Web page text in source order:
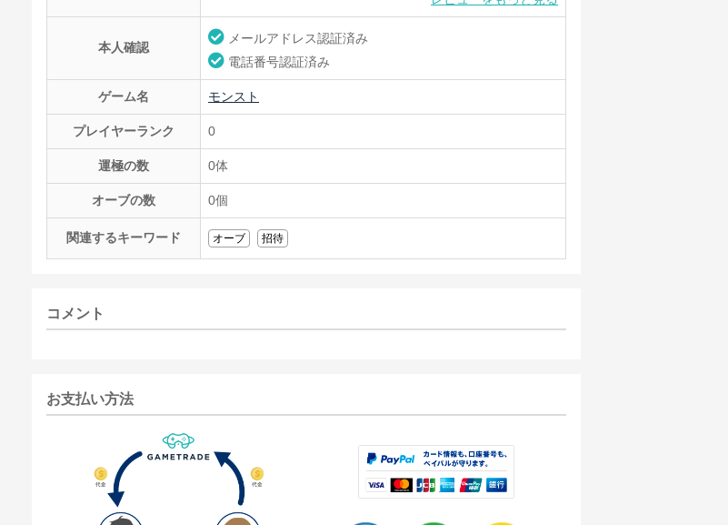
本人確認
メールアドレス認証済み
電話番号認証済み
ゲーム名 モンスト
プレイヤーランク 0
運極の数 0体
オーブの数 0個
関連するキーワード オーブ 招待
コメント
お支払い方法